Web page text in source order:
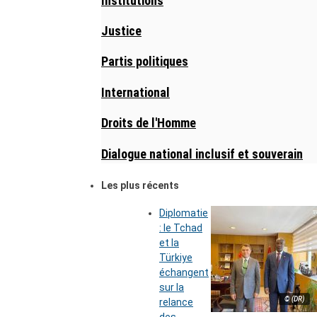
Justice
Partis politiques
International
Droits de l'Homme
Dialogue national inclusif et souverain
Les plus récents
© (DR)
Diplomatie
: le Tchad
et la
Türkiye
échangent
sur la
relance